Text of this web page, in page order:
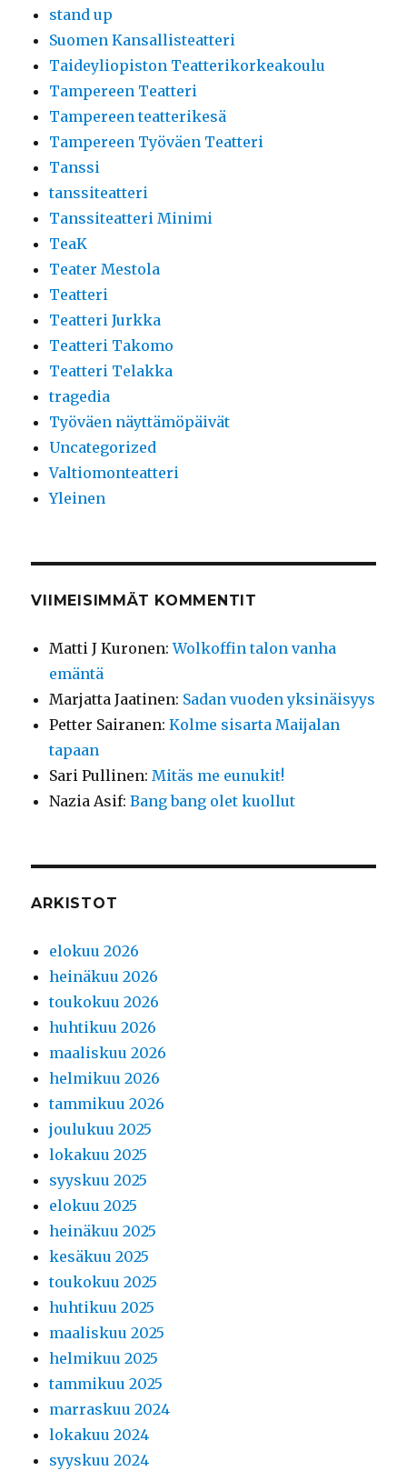
stand up
Suomen Kansallisteatteri
Taideyliopiston Teatterikorkeakoulu
Tampereen Teatteri
Tampereen teatterikesä
Tampereen Työväen Teatteri
Tanssi
tanssiteatteri
Tanssiteatteri Minimi
TeaK
Teater Mestola
Teatteri
Teatteri Jurkka
Teatteri Takomo
Teatteri Telakka
tragedia
Työväen näyttämöpäivät
Uncategorized
Valtiomonteatteri
Yleinen
VIIMEISIMMÄT KOMMENTIT
Matti J Kuronen:Wolkoffin talon vanha
emäntä
Marjatta Jaatinen: Sadan vuoden yksinäisyys
Petter Sairanen:Kolme sisarta Maijalan
tapaan
Sari Pullinen:Mitäs me eunukit!
Nazia Asif:Bang bang olet kuollut
ARKISTOT
elokuu 2026
heinäkuu 2026
toukokuu 2026
huhtikuu 2026
maaliskuu 2026
helmikuu 2026
tammikuu 2026
joulukuu 2025
lokakuu 2025
syyskuu 2025
elokuu 2025
heinäkuu 2025
kesäkuu 2025
toukokuu 2025
huhtikuu 2025
maaliskuu 2025
helmikuu 2025
tammikuu 2025
marraskuu 2024
lokakuu 2024
syyskuu 2024